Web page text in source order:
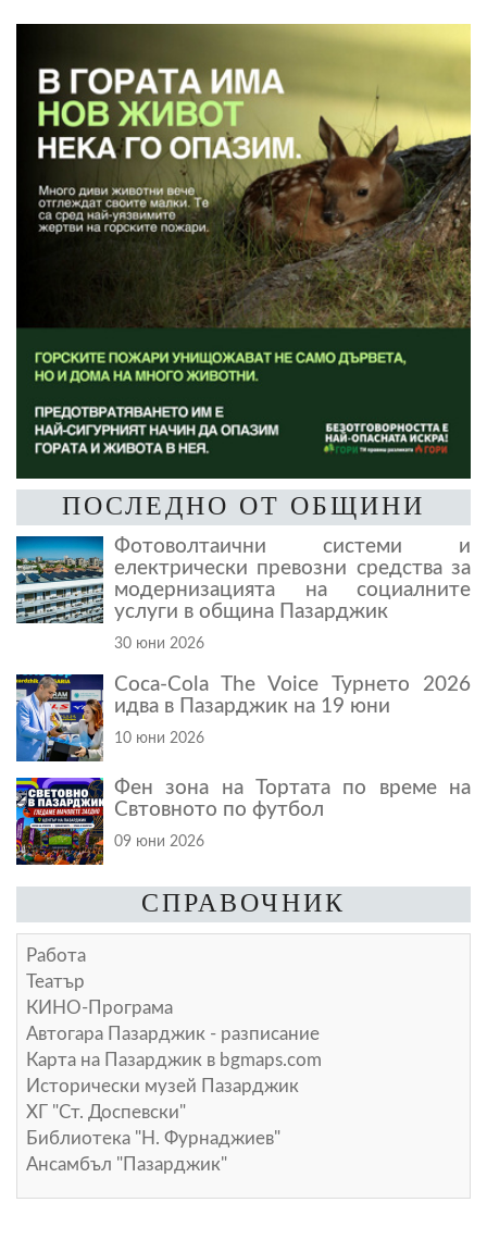
ПОСЛЕДНО ОТ ОБЩИНИ
Фотоволтаични системи и
електрически превозни средства за
модернизацията на социалните
услуги в община Пазарджик
30 юни 2026
Coca-Cola The Voice Турнето 2026
идва в Пазарджик на 19 юни
10 юни 2026
Фен зона на Тортата по време на
Свтовното по футбол
09 юни 2026
СПРАВОЧНИК
Работа
Театър
КИНО-Програма
Автогара Пазарджик - разписание
Карта на Пазарджик в bgmaps.com
Исторически музей Пазарджик
ХГ "Ст. Доспевски"
Библиотека "Н. Фурнаджиев"
Ансамбъл "Пазарджик"